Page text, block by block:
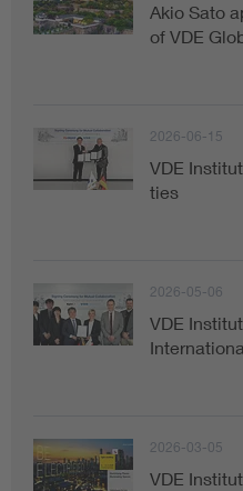
Akio Sato
of VDE
2026-06-15
VDE
ties
2026-05-06
VDE
2026-03-05
VDE